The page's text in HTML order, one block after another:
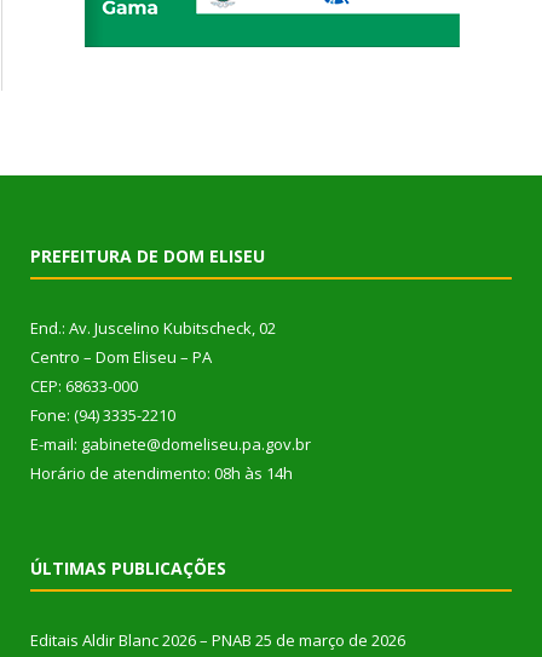
PREFEITURA DE DOM ELISEU
End.: Av. Juscelino Kubitscheck, 02
Centro – Dom Eliseu – PA
CEP: 68633-000
Fone: (94) 3335-2210
E-mail: gabinete@domeliseu.pa.gov.br
Horário de atendimento: 08h às 14h
ÚLTIMAS PUBLICAÇÕES
Editais Aldir Blanc 2026 – PNAB 25 de março de 2026